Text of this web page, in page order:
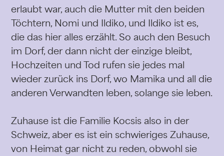
erlaubt war, auch die Mutter mit den beiden
Töchtern, Nomi und Ildiko, und Ildiko ist es,
die das hier alles erzählt. So auch den Besuch
im Dorf, der dann nicht der einzige bleibt,
Hochzeiten und Tod rufen sie jedes mal
wieder zurück ins Dorf, wo Mamika und all die
anderen Verwandten leben, solange sie leben.
Zuhause ist die Familie Kocsis also in der
Schweiz, aber es ist ein schwieriges Zuhause,
von Heimat gar nicht zu reden, obwohl sie